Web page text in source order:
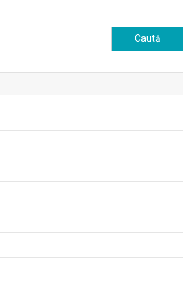
Caută
după: